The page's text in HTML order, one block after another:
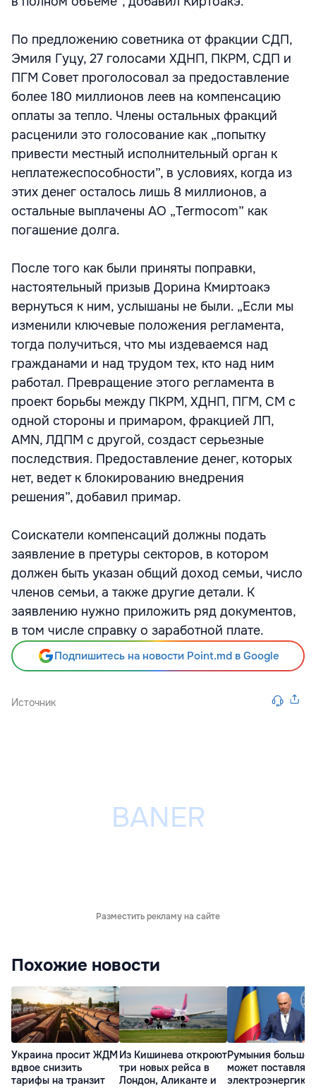
По предложению советника от фракции СДП,
Эмиля Гуцу, 27 голосами ХДНП, ПКРМ, СДП и
ПГМ Совет проголосовал за предоставление
более 180 миллионов леев на компенсацию
оплаты за тепло. Члены остальных фракций
расценили это голосование как „попытку
привести местный исполнительный орган к
неплатежеспособности”, в условиях, когда из
этих денег осталось лишь 8 миллионов, а
остальные выплачены АО „Termocom” как
погашение долга.
После того как были приняты поправки,
настоятельный призыв Дорина Кмиртоакэ
вернуться к ним, услышаны не были. „Если мы
изменили ключевые положения регламента,
тогда получиться, что мы издеваемся над
гражданами и над трудом тех, кто над ним
работал. Превращение этого регламента в
проект борьбы между ПКРМ, ХДНП, ПГМ, СМ с
одной стороны и примаром, фракцией ЛП,
AMN, ЛДПМ с другой, создаст серьезные
последствия. Предоставление денег, которых
нет, ведет к блокированию внедрения
решения”, добавил примар.
Соискатели компенсаций должны подать
заявление в претуры секторов, в котором
должен быть указан общий доход семьи, число
членов семьи, а также другие детали. К
заявлению нужно приложить ряд документов,
в том числе справку о заработной плате.
Подпишитесь на новости Point.md в Google
Источник
Разместить рекламу на сайте
Похожие новости
Украина просит ЖДМ
вдвое снизить
тарифы на транзит
Из Кишинева откроют
три новых рейса в
Лондон, Аликанте и
Румыния больше
может поставлять
электроэнергию